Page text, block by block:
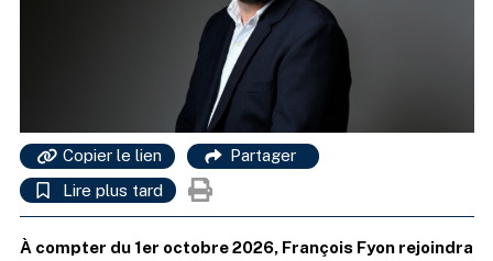
Copier le lien
Partager
Lire plus tard
À compter du 1er octobre 2026, François Fyon rejoindra